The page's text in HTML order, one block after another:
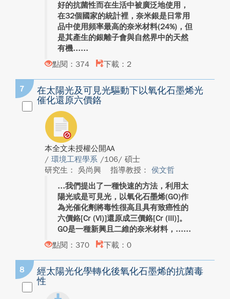
好的抗菌性而在生活中被廣泛地使用，
在32個國家的統計裡，奈米銀是日常用
品中使用頻率最高的奈米材料(24%)，但
是其產生的銀離子會與自然界中的天然
有機...
點閱：374
下載：2
7
在太陽光及可見光驅動下以氧化石墨烯光
催化還原六價鉻
本全文未授權公開AA
/ 環境工程學系 /106/ 碩士
研究生： 吳尚興
指導教授： 侯文哲
我們提出了一種快速的方法，利用太
陽光或是可見光，以氧化石墨烯(GO)作
為光催化劑將毒性很高且具有致癌性的
六價鉻[Cr (VI)]還原成三價鉻[Cr (III)]。
GO是一種新興且二維的奈米材料，...
點閱：370
下載：0
8
經太陽光化學轉化後氧化石墨烯的抗菌毒
性